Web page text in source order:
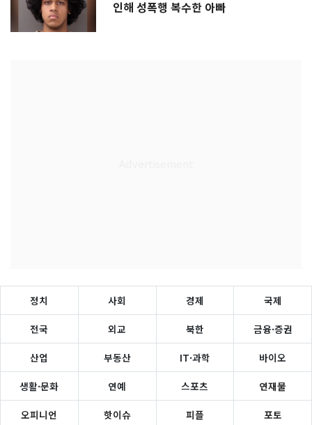
인해 성폭행 복수한 아빠
정치 사회 경제 국제
전국 외교 북한 금융·증권
산업 부동산 IT·과학 바이오
생활·문화 연예 스포츠 연재물
오피니언 핫이슈 피플 포토